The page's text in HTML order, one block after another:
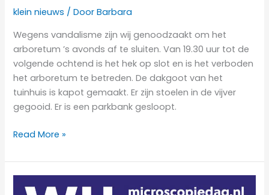
klein nieuws / DoorBarbara
Wegens vandalisme zijn wij genoodzaakt om het
arboretum ’s avonds af te sluiten. Van 19.30 uur tot de
volgende ochtend is het hek op slot en is het verboden
het arboretum te betreden. De dakgoot van het
tuinhuis is kapot gemaakt. Er zijn stoelen in de vijver
gegooid. Er is een parkbank gesloopt.
Read More »